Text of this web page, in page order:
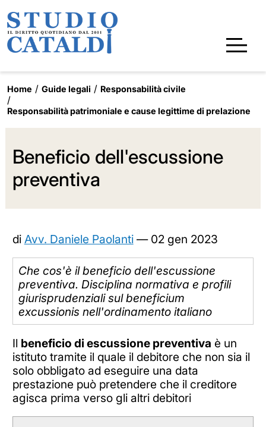
Home Guide legali Responsabilità civile
Responsabilità patrimoniale e cause legittime di prelazione
Beneficio dell'escussione
preventiva
di Avv. Daniele Paolanti— 02 gen 2023
Che cos'è il beneficio dell'escussione
preventiva. Disciplina normativa e profili
giurisprudenziali sul beneficium
excussionis nell'ordinamento italiano
Il beneficio di escussione preventiva è un
istituto tramite il quale il debitore che non sia il
solo obbligato ad eseguire una data
prestazione può pretendere che il creditore
agisca prima verso gli altri debitori